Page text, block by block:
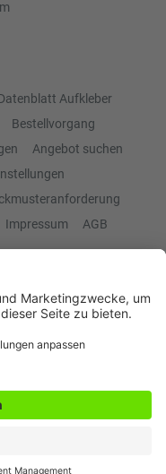
Druckprodukte
Aufkleber
Bestellvorgang
Angebot suchen
Impressum AGB